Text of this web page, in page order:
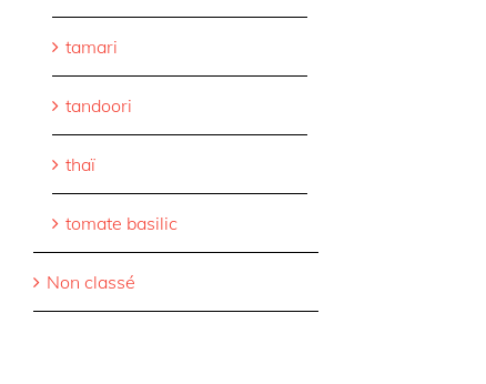
tamari
tandoori
thaï
tomate basilic
Non classé